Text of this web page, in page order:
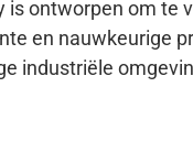
is ontworpen om te
en nauwkeurige
industriële